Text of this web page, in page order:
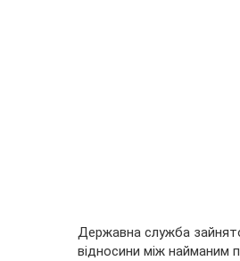
Державна служба
відносини між найманим